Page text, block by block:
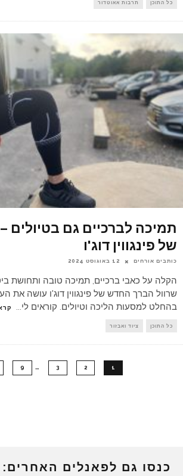
כל התוכן תרבות אאוטדור
תמיכה לברכיים גם בטיולים
של פינגווין דוג'ו
כותבים אורחים 12 באוגוסט 2024
הקלה על כאבי ברכיים, תמיכה טובה ותחושת
שרוול הברך החדש של פינגווין דוג'ו עושה את
בהחלט למסעות הליכה וטיולים. קוראים לי...
כל התוכן ציוד ואבזור
1
2
3
…
9
כנסו גם לפאנלים האחרים: